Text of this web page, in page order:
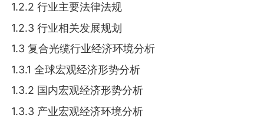
1.2.2 行业主要法律法规
1.2.3 行业相关发展规划
1.3 复合光缆行业经济环境分析
1.3.1 全球宏观经济形势分析
1.3.2 国内宏观经济形势分析
1.3.3 产业宏观经济环境分析